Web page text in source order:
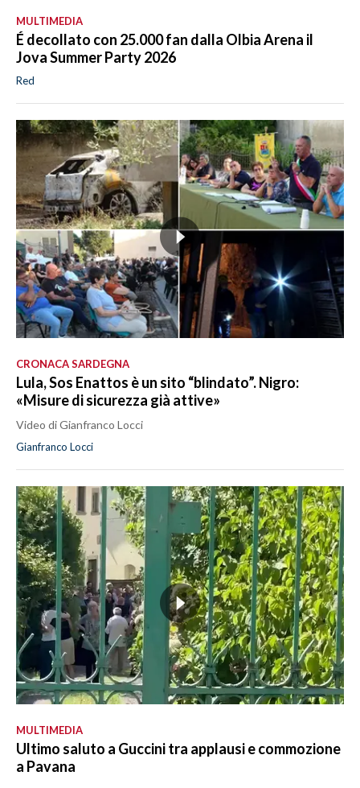
MULTIMEDIA
É decollato con 25.000 fan dalla Olbia Arena il
Jova Summer Party 2026
Red
CRONACA SARDEGNA
Lula, Sos Enattos è un sito “blindato”. Nigro:
«Misure di sicurezza già attive»
Video di Gianfranco Locci
Gianfranco Locci
MULTIMEDIA
Ultimo saluto a Guccini tra applausi e commozione
a Pavana